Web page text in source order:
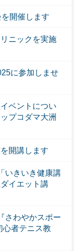
開催します
ニックを実施
に参加しませ
ベントについ
プコダマ大洲
開講します
いきいき健康講
イエット講
さわやかスポー
心者テニス教